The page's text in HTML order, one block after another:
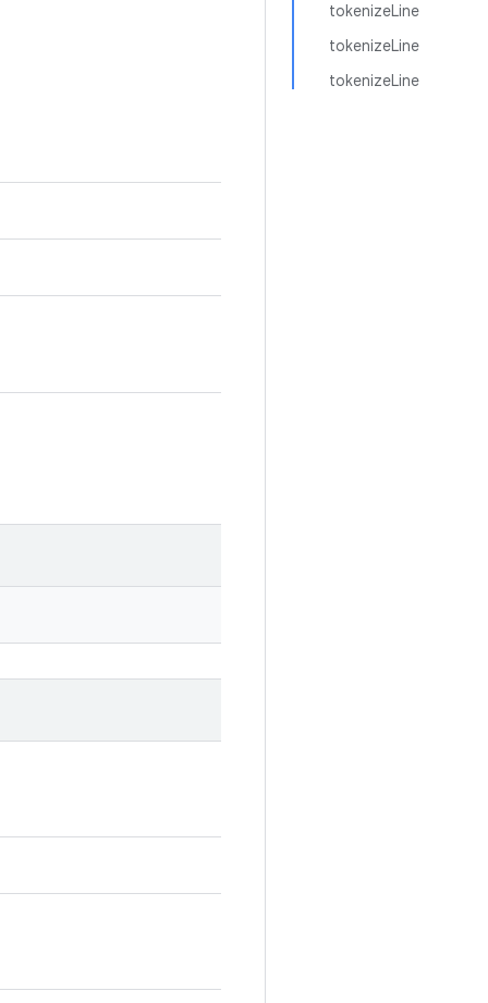
tokenizeLine
tokenizeLine
tokenizeLine